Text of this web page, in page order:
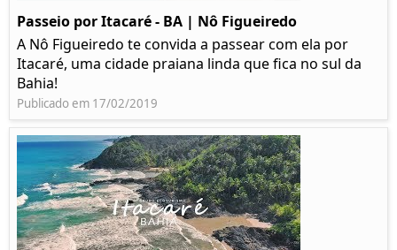
Passeio por Itacaré - BA | Nô Figueiredo
A Nô Figueiredo te convida a passear com ela por
Itacaré, uma cidade praiana linda que fica no sul da
Bahia!
Publicado em 17/02/2019